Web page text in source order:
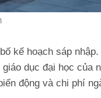
kế hoạch sáp nhập.
dục đại học của
động và chi phí